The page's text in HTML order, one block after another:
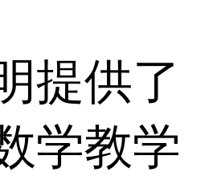
提供了
学教学